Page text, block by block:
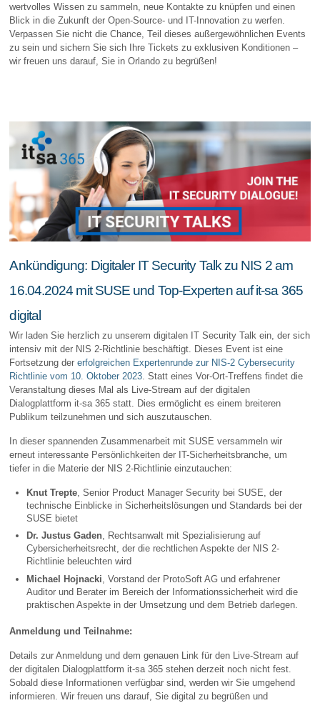
wertvolles Wissen zu sammeln, neue Kontakte zu knüpfen und einen
Blick in die Zukunft der Open-Source- und IT-Innovation zu werfen.
Verpassen Sie nicht die Chance, Teil dieses außergewöhnlichen Events
zu sein und sichern Sie sich Ihre Tickets zu exklusiven Konditionen –
wir freuen uns darauf, Sie in Orlando zu begrüßen!
Ankündigung: Digitaler IT Security Talk zu NIS 2 am
16.04.2024 mit SUSE und Top-Experten auf it-sa 365
digital
Wir laden Sie herzlich zu unserem digitalen IT Security Talk ein, der sich
intensiv mit der NIS 2-Richtlinie beschäftigt. Dieses Event ist eine
Fortsetzung dererfolgreichen Expertenrunde zur NIS-2 Cybersecurity
Richtlinie vom 10. Oktober 2023 . Statt eines Vor-Ort-Treffens findet die
Veranstaltung dieses Mal als Live-Stream auf der digitalen
Dialogplattform it-sa 365 statt. Dies ermöglicht es einem breiteren
Publikum teilzunehmen und sich auszutauschen.
In dieser spannenden Zusammenarbeit mit SUSE versammeln wir
erneut interessante Persönlichkeiten der IT-Sicherheitsbranche, um
tiefer in die Materie der NIS 2-Richtlinie einzutauchen:
Knut Trepte , Senior Product Manager Security bei SUSE, der
technische Einblicke in Sicherheitslösungen und Standards bei der
SUSE bietet
Dr. Justus Gaden, Rechtsanwalt mit Spezialisierung auf
Cybersicherheitsrecht, der die rechtlichen Aspekte der NIS 2-
Richtlinie beleuchten wird
Michael Hojnacki , Vorstand der ProtoSoft AG und erfahrener
Auditor und Berater im Bereich der Informationssicherheit wird die
praktischen Aspekte in der Umsetzung und dem Betrieb darlegen.
Anmeldung und Teilnahme:
Details zur Anmeldung und dem genauen Link für den Live-Stream auf
der digitalen Dialogplattform it-sa 365 stehen derzeit noch nicht fest.
Sobald diese Informationen verfügbar sind, werden wir Sie umgehend
informieren. Wir freuen uns darauf, Sie digital zu begrüßen und